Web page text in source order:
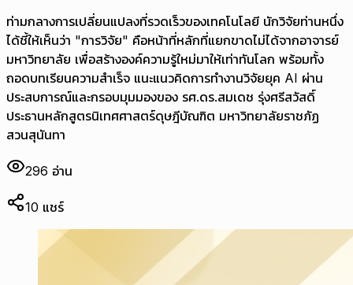
ท่ามกลางการเปลี่ยนแปลงที่รวดเร็วของเทคโนโลยี นักวิจัยท่านหนึ่ง
ได้ชี้ให้เห็นว่า "การวิจัย" คือหน้าที่หลักที่แยกขาดไม่ได้จากอาจารย์
มหาวิทยาลัย เพื่อสร้างองค์ความรู้ใหม่มาให้เท่าทันโลก พร้อมทั้ง
ถอดบทเรียนความสำเร็จ แนะแนวคิดการทำงานวิจัยยุค AI ผ่าน
ประสบการณ์และกรอบมุมมองของ รศ.ดร.สมเดช รุ่งศรีสวัสดิ์
ประธานหลักสูตรนิเทศศาสตร์ดุษฎีบัณฑิต มหาวิทยาลัยราชภัฏ
สวนสุนันทา
296 อ่าน
10 แชร์